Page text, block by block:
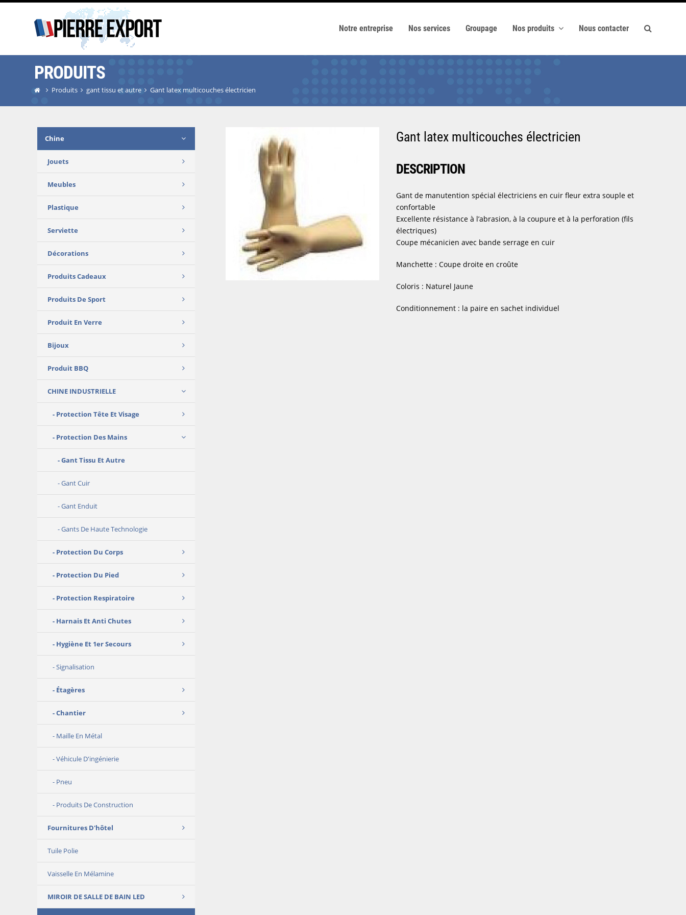
Notre entreprise Nos services Groupage Nos produits Nous contacter
PRODUITS
Produits gant tissu et autre Gant latex multicouches électricien
Gant latex multicouches électricien
DESCRIPTION
Gant de manutention spécial électriciens en cuir fleur extra souple et
confortable
Excellente résistance à l’abrasion, à la coupure et à la perforation (fils
électriques)
Coupe mécanicien avec bande serrage en cuir
Manchette : Coupe droite en croûte
Coloris : Naturel Jaune
Conditionnement : la paire en sachet individuel
Chine
Jouets
Meubles
Plastique
Serviette
Décorations
Produits Cadeaux
Produits De Sport
Produit En Verre
Bijoux
Produit BBQ
CHINE INDUSTRIELLE
Protection Tête Et Visage
Protection Des Mains
Gant Tissu Et Autre
Gant Cuir
Gant Enduit
Gants De Haute Technologie
Protection Du Corps
Protection Du Pied
Protection Respiratoire
Harnais Et Anti Chutes
Hygiène Et 1er Secours
Signalisation
Étagères
Chantier
Maille En Métal
Véhicule D'ingénierie
Pneu
Produits De Construction
Fournitures D'hôtel
Tuile Polie
Vaisselle En Mélamine
MIROIR DE SALLE DE BAIN LED